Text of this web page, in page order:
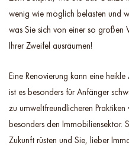
wenig wie möglich belasten und
was Sie sich von einer so großen
Ihrer Zweifel ausräumen!
Eine Renovierung kann eine
ist es besonders für Anfänger
zu umweltfreundlicheren
besonders den Immobiliensektor.
Zukunft rüsten und Sie, lieber